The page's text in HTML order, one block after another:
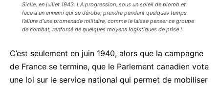
Sicile, en juillet 1943. LA progression, sous un soleil de plomb et
face à un ennemi qui se dérobe, prendra pendant quelques temps
l’allure d’une promenade militaire, comme le laisse penser ce groupe
de combat, renforcé de quelques moyens logistiques de prise !
C’est seulement en juin 1940, alors que la campagne
de France se termine, que le Parlement canadien vote
une loi sur le service national qui permet de mobiliser